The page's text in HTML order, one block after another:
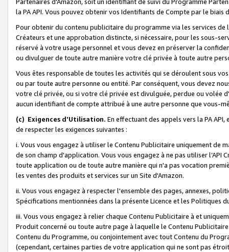
la PA API. Vous pouvez obtenir vos Identifiants de Compte par le biais
Pour obtenir du contenu publicitaire du programme via les services
Créateurs et une approbation distincte, si nécessaire, pour les sous-
réservé à votre usage personnel et vous devez en préserver la
ou divulguer de toute autre manière votre clé privée à toute autre
Vous êtes responsable de toutes les activités qui se déroulent sous
ou par toute autre personne ou entité. Par conséquent, vous devez
votre clé privée, ou si votre clé privée est divulguée, perdue ou volée
aucun identifiant de compte attribué à une autre personne que vous-
(c) Exigences d'Utilisation. En effectuant des appels vers la PA
de respecter les exigences suivantes :
i. Vous vous engagez à utiliser le Contenu Publicitaire uniquement de
de son champ d'application. Vous vous engagez à ne pas utiliser l’API
toute application ou de toute autre manière qui n'a pas vocation
les ventes des produits et services sur un Site d'Amazon.
ii. Vous vous engagez à respecter l'ensemble des pages, annexes,
Spécifications mentionnées dans la présente Licence et les Politiques
iii. Vous vous engagez à relier chaque Contenu Publicitaire à et
Produit concerné ou toute autre page à laquelle le Contenu
Contenu du Programme, ou conjointement avec tout Contenu du
(cependant, certaines parties de votre application qui ne sont pas